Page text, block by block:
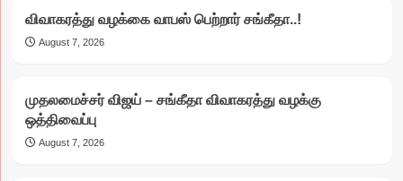
விவாகரத்து வழக்கை வாபஸ் பெற்றார் சங்கீதா..!
August 7, 2026
முதலமைச்சர் விஜய் – சங்கீதா விவாகரத்து வழக்கு
ஒத்திவைப்பு
August 7, 2026